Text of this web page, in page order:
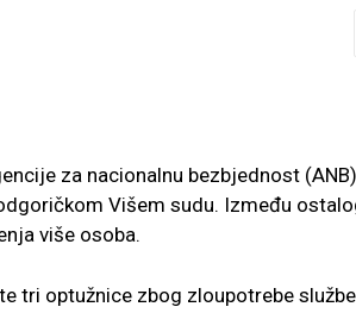
za nacionalnu bezbjednost (ANB)
Višem sudu. Između
više osoba.
tri optužnice zbog zloupotrebe